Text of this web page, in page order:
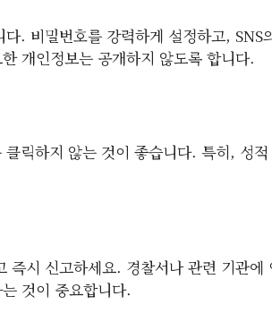
. 비밀번호를 강력하게 설정하고, SNS
개인정보는 공개하지 않도록 합니다.
릭하지 않는 것이 좋습니다. 특히, 성
즉시 신고하세요. 경찰서나 관련 기관에
것이 중요합니다.